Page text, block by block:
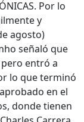
Por lo
y
agosto)
señaló que
entró a
lo que terminó
en el
donde tienen